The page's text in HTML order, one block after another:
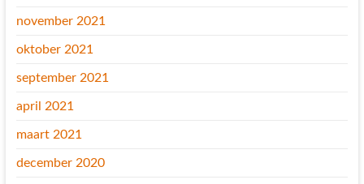
november 2021
oktober 2021
september 2021
april 2021
maart 2021
december 2020